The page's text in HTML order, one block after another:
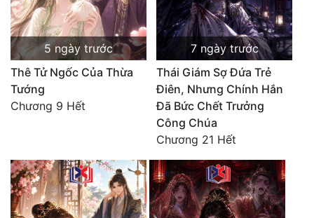
5 ngày trước
Thê Tử Ngốc Của Thừa
Tướng
Chương 9 Hết
7 ngày trước
Thái Giám Sợ Đứa Trẻ
Điên, Nhưng Chính Hắn
Đã Bức Chết Trưởng
Công Chúa
Chương 21 Hết